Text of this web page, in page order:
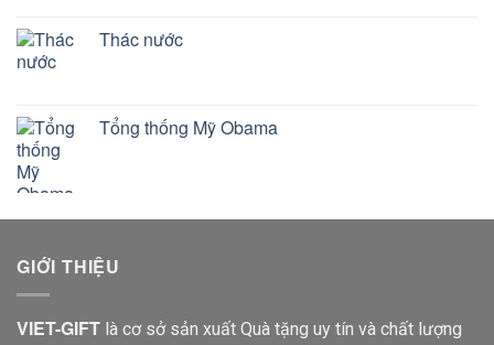
Thác nước
Tổng thống Mỹ Obama
GIỚI THIỆU
VIET-GIFT là cơ sở sản xuất Quà tặng uy tín và chất lượng